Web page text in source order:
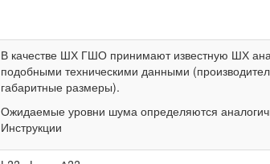
В качестве ШХ ГШО принимают известную ШХ
подобными техническими данными
габаритные размеры).
Ожидаемые уровни шума определяются
Инструкции